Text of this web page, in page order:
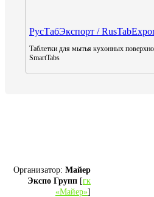
РусТабЭкспорт /
Таблетки для мытья кухонных
SmartTabs
Организатор: Майер
Экспо Групп [гк
«Майер»]